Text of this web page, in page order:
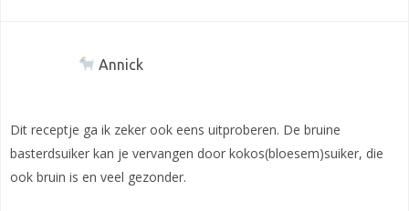
Annick
Dit receptje ga ik zeker ook eens uitproberen. De bruine
basterdsuiker kan je vervangen door kokos(bloesem)suiker, die
ook bruin is en veel gezonder.